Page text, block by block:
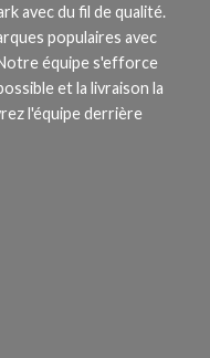
avec du fil de qualité.
populaires avec
équipe s'efforce
et la livraison la
l'équipe derrière